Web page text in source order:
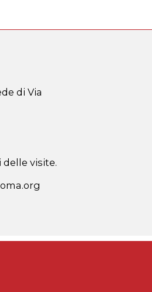
di Via
visite.